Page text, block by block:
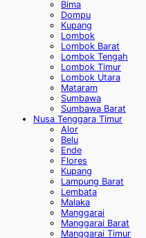
Bima
Dompu
Kupang
Lombok
Lombok Barat
Lombok Tengah
Lombok Timur
Lombok Utara
Mataram
Sumbawa
Sumbawa Barat
Nusa Tenggara Timur
Alor
Belu
Ende
Flores
Kupang
Lampung Barat
Lembata
Malaka
Manggarai
Manggarai Barat
Manggarai Timur